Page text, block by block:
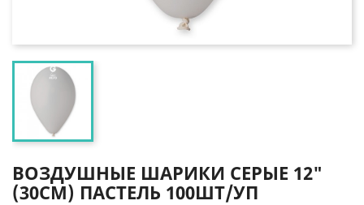
ВОЗДУШНЫЕ ШАРИКИ СЕРЫЕ 12"
(30СМ) ПАСТЕЛЬ 100ШТ/УП